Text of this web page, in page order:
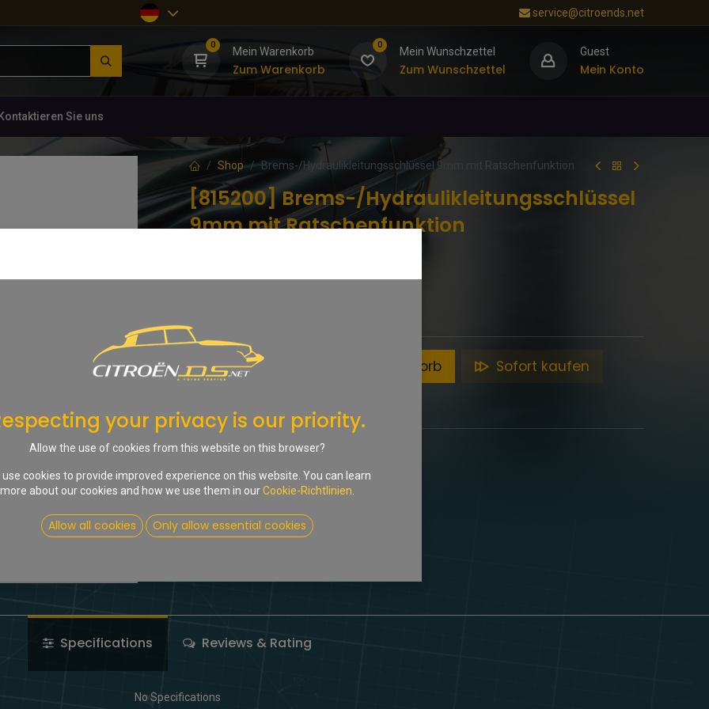
service@citroends.net
0
Mein Warenkorb
Zum Warenkorb
0
Mein Wunschzettel
Zum Wunschzettel
Guest
Mein Konto
Sie uns
Shop Brems-/Hydraulikleitungsschlüssel 9mm mit Ratschenfunktion
[815200] Brems-/Hydraulikleitungsschlüssel
9mm mit Ratschenfunktion
In den Warenkorb Sofort kaufen
Share :
Terms and Conditions
Specifications Reviews & Rating
No Specifications
your privacy is our priority.
Allow the use of cookies from this website on this browser?
use cookies to provide improved experience on this website. You can learn
more about our cookies and how we use them in ourCookie-Richtlinien
Allow all cookies Only allow essential cookies